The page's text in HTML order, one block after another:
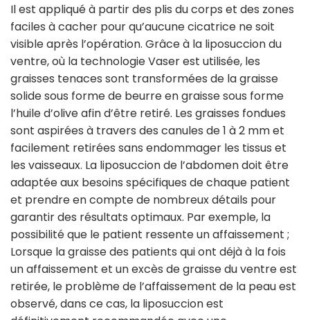
Il est appliqué à partir des plis du corps et des zones
faciles à cacher pour qu’aucune cicatrice ne soit
visible après l’opération. Grâce à la liposuccion du
ventre, où la technologie Vaser est utilisée, les
graisses tenaces sont transformées de la graisse
solide sous forme de beurre en graisse sous forme
l’huile d’olive afin d’être retiré. Les graisses fondues
sont aspirées à travers des canules de 1 à 2 mm et
facilement retirées sans endommager les tissus et
les vaisseaux. La liposuccion de l’abdomen doit être
adaptée aux besoins spécifiques de chaque patient
et prendre en compte de nombreux détails pour
garantir des résultats optimaux. Par exemple, la
possibilité que le patient ressente un affaissement ;
Lorsque la graisse des patients qui ont déjà à la fois
un affaissement et un excès de graisse du ventre est
retirée, le problème de l’affaissement de la peau est
observé, dans ce cas, la liposuccion est